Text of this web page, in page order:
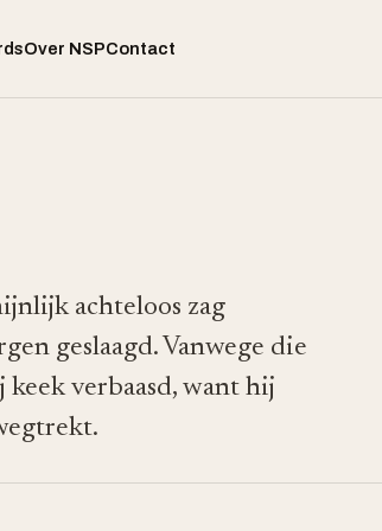
Over NSPContact
achteloos zag
geslaagd. Vanwege die
verbaasd, want hij